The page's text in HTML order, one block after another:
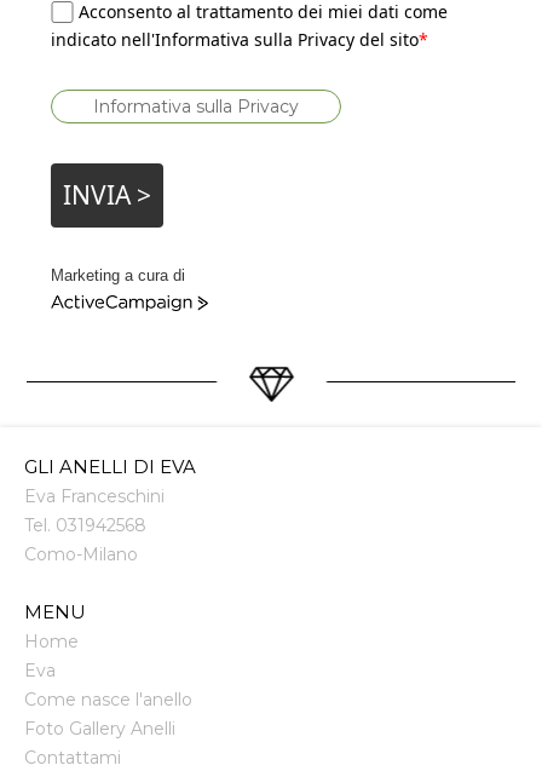
Acconsento al trattamento dei miei dati come
indicato nell'Informativa sulla Privacy del sito*
Informativa sulla Privacy
INVIA >
Marketing a cura di
ActiveCampaign
GLI ANELLI DI EVA
Eva Franceschini
Tel. 031942568
Como-Milano
MENU
Home
Eva
Come nasce l'anello
Foto Gallery Anelli
Contattami